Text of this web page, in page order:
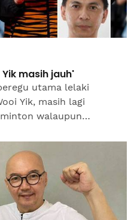
masih jauh'
utama lelaki
Yik, masih lagi
walaupun
beregu...